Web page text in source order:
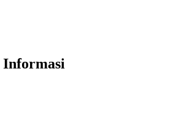
Informasi